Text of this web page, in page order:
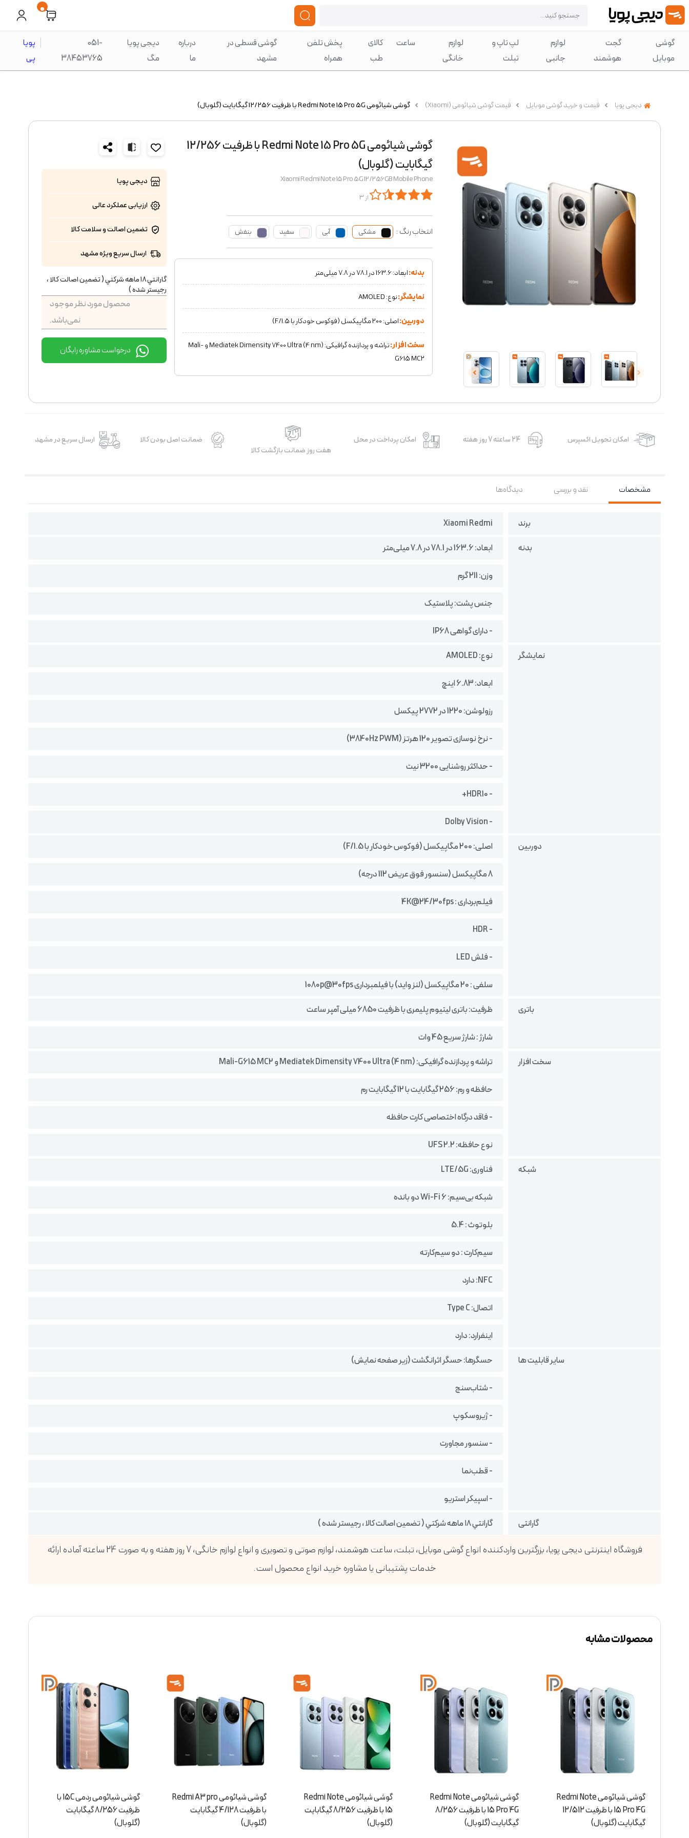
0
گوشی
موبایل
گجت
هوشمند
لوازم
جانبی
لپ تاپ و
تبلت
لوازم
خانگی
ساعت
کالای
طب
پخش تلفن
همراه
گوشی قسطی در
مشهد
درباره
ما
دیجی پویا
مگ
051-
38453765
پویا
پی
دیجی پویا قیمت و خرید گوشی موبایل قیمت گوشی شیائومی (Xiaomi) گوشی شیائومی Redmi Note 15 Pro 5G با ظرفیت 12/256 گیگابایت (گلوبال)
گوشی شیائومی Redmi Note 15 Pro 5G با ظرفیت 12/256
گیگابایت (گلوبال)
Xiaomi Redmi Note 15 Pro 5G 12/256GB Mobile Phone
از 3
انتخاب رنگ : مشکی آبی سفید بنفش
بدنه:ابعاد: 163.6 در 78.1 در 7.8 میلی‌متر
نمایشگر:نوع: AMOLED
دوربین:اصلی: 200 مگاپیکسل (فوکوس خودکار با F/1.5)
سخت افزار:
تراشه و پردازنده گرافیکی: Mediatek Dimensity 7400 Ultra (4 nm) و Mali-
G615 MC2
دیجی پویا
ارزیابی عملکردعالی
تضمین اصالت و سلامت کالا
ارسال سریع ویژه مشهد
گارانتي ١٨ ماهه شركتي ( تضمين اصالت كالا ،
رجيستر شده )
محصول مورد نظر موجود
نمی‌باشد.
درخواست مشاوره رایگان
امکان تحویل اکسپرس 24 ساعته 7 روز هفته
امکان پرداخت در محل
هفت روز ضمانت بازگشت کالا
ضمانت اصل بودن کالا ارسال سریع در مشهد
مشخصات نقد و بررسی دیدگاه‌ها
برند
Xiaomi Redmi
بدنه
ابعاد: 163.6 در 78.1 در 7.8 میلی‌متر
وزن: 211 گرم
جنس پشت: پلاستیک
- دارای گواهی IP68
نمایشگر
نوع: AMOLED
ابعاد: 6.83 اینچ
رزولوشن: 1220 در 2772 پیکسل
- نرخ نوسازی تصویر 120 هرتز (3840Hz PWM)
- حداکثر روشنایی 3200 نیت
- HDR10+
- Dolby Vision
دوربین
اصلی: 200 مگاپیکسل (فوکوس خودکار با F/1.5)
8 مگاپیکسل (سنسور فوق عریض 112 درجه)
فیلم‌برداری : 4K@24/30fps
- HDR
- فلش LED
سلفی : 20 مگاپیکسل (لنز واید) با فیلمبرداری 1080p@30fps
باتری
ظرفیت: باتری لیتیوم پلیمری با ظرفیت 6850 میلی آمپر ساعت
شارژ : شارژ سریع 45 وات
سخت افزار
تراشه و پردازنده گرافیکی: Mediatek Dimensity 7400 Ultra (4 nm) و Mali-G615 MC2
حافظه و رم: 256 گیگابایت با 12 گیگابایت رم
- فاقد درگاه اختصاصی کارت حافظه
نوع حافظه: UFS 2.2
شبکه
فناوری: LTE/5G
شبکه بی‌سیم: Wi-Fi 6 دو بانده
بلوتوث : 5.4
سیم‌کارت : دو سیم‌کارته
NFC: دارد
اتصال: Type C
اینفرارد: دارد
سایر قابلیت ها
حسگرها: حسگر اثرانگشت (زیر صفحه نمایش)
- شتاب‌سنج
- ژیروسکوپ
- سنسور مجاورت
- قطب‌نما
- اسپیکر استریو
گارانتی
گارانتي ١٨ ماهه شركتي ( تضمين اصالت كالا ، رجيستر شده )
فروشگاه اینترنتی دیجی پویا، بزرگترین واردکننده انواع گوشی موبایل، تبلت، ساعت هوشمند، لوازم صوتی و تصویری و انواع لوازم خانگی، 7 روز هفته و به صورت 24 ساعته آماده ارائه
خدمات پشتیبانی یا مشاوره خرید انواع محصول است.
محصولات مشابه
گوشی شیائومی Redmi Note
15 Pro 4G با ظرفیت 8/256
گیگابایت (گلوبال)
گوشی شیائومی Redmi Note
15 با ظرفیت 8/256 گیگابایت
(گلوبال)
گوشی شیائومی Redmi A3 pro
با ظرفیت 4/128 گیگابایت
(گلوبال)
گوشی شیائومی ردمی 15C با
ظرفیت 8/256 گیگابایت
(گلوبال)
گوشی شیائومی پوکو M7 با
ظرفیت 8/256 گیگابایت
(گلوبال)